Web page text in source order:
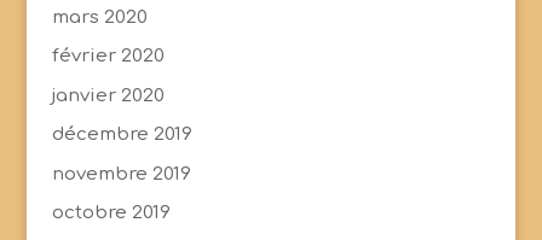
mars 2020
février 2020
janvier 2020
décembre 2019
novembre 2019
octobre 2019